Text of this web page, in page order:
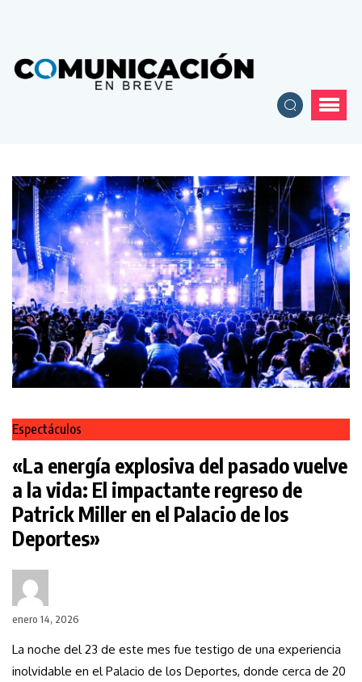
Espectáculos
«La energía explosiva del pasado vuelve
a la vida: El impactante regreso de
Patrick Miller en el Palacio de los
Deportes»
enero 14, 2026
La noche del 23 de este mes fue testigo de una experiencia
inolvidable en el Palacio de los Deportes, donde cerca de 20